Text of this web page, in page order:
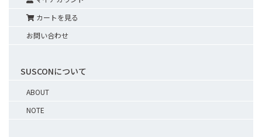
カートを見る
お問い合わせ
SUSCONについて
ABOUT
NOTE